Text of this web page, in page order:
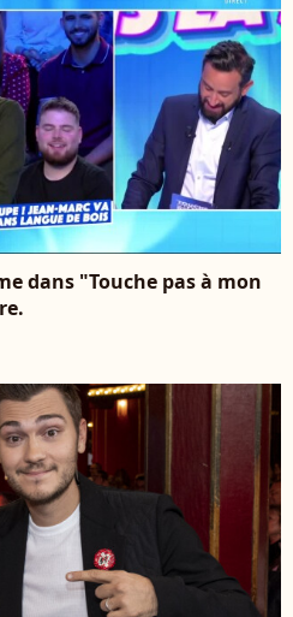
dans "Touche pas à mon